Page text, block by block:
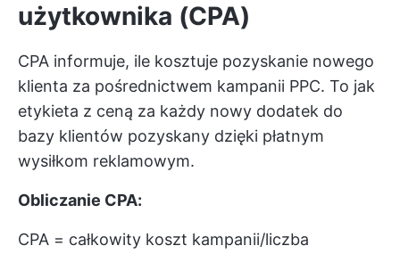
użytkownika (CPA)
CPA informuje, ile kosztuje pozyskanie nowego
klienta za pośrednictwem kampanii PPC. To jak
etykieta z ceną za każdy nowy dodatek do
bazy klientów pozyskany dzięki płatnym
wysiłkom reklamowym.
Obliczanie CPA:
CPA = całkowity koszt kampanii/liczba